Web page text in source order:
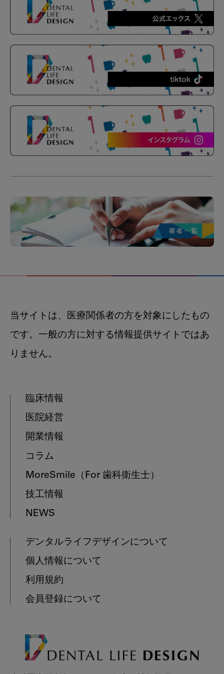
当サイトは、医療関係者の方を対象にしたもの
です。一般の方に対する情報提供サイトではあ
りません。
臨床情報
医院経営
開業情報
コラム
MoreSmile （For 歯科衛生士）
技工情報
NEWS
デンタルライフデザインについて
個人情報について
利用規約
会員登録について